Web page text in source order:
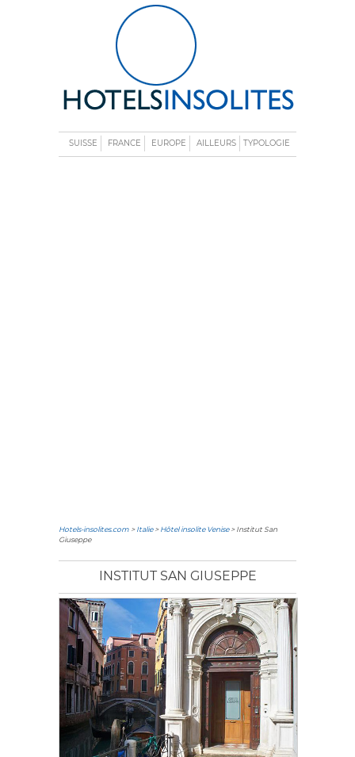
SUISSE FRANCE EUROPE AILLEURS TYPOLOGIE
Hotels-insolites.com >Italie>Hôtel insolite Venise> Institut San
Giuseppe
INSTITUT SAN GIUSEPPE